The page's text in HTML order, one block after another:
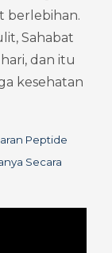
berlebihan.
Sahabat
dan itu
kesehatan
Peptide
Secara